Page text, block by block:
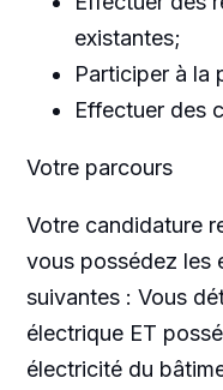
existantes;
Participer à la
Effectuer des
Votre parcours
Votre candidature
vous possédez les
suivantes : Vous
électrique ET
électricité du